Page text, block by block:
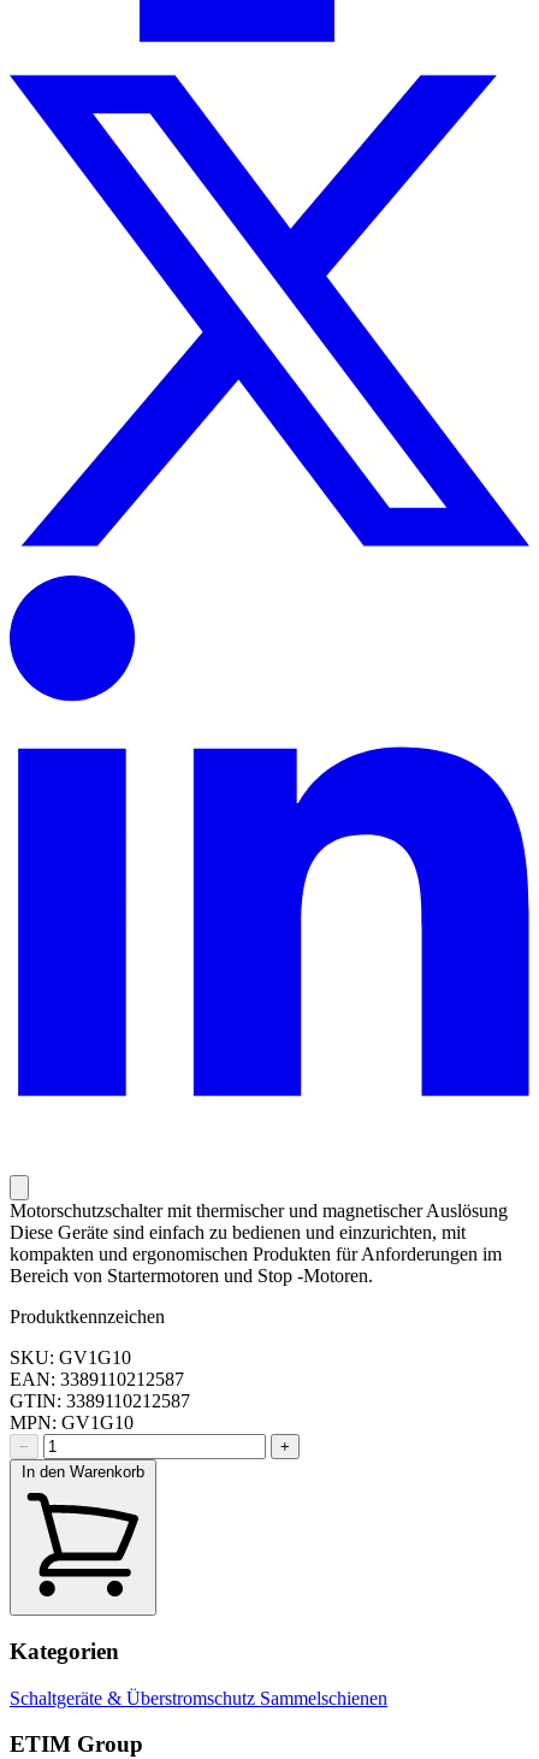
Motorschutzschalter mit thermischer und magnetischer Auslösung
Diese Geräte sind einfach zu bedienen und einzurichten, mit
kompakten und ergonomischen Produkten für Anforderungen im
Bereich von Startermotoren und Stop -Motoren.
Produktkennzeichen
SKU: GV1G10
EAN: 3389110212587
GTIN: 3389110212587
MPN: GV1G10
−
+
In den Warenkorb
Kategorien
Schaltgeräte & Überstromschutz Sammelschienen
ETIM Group